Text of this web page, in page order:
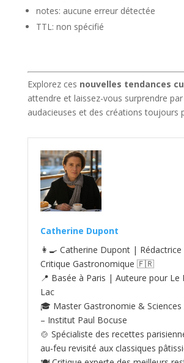
notes: aucune erreur détectée
TTL: non spécifié
Explorez ces nouvelles tendances
attendre et laissez-vous surprendre
audacieuses et des créations toujours
Catherine Dupont
👩‍🍳 Catherine Dupont | Rédactrice
Critique Gastronomique 🇫🇷
📍 Basée à Paris | Auteure pour Le
Lac
🎓 Master Gastronomie & Sciences
– Institut Paul Bocuse
🍲 Spécialiste des recettes
au‑feu revisité aux classiques